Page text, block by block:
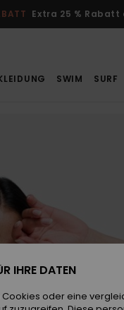
Extra 25 %
SWIM SURF
IHRE DATEN
oder eine